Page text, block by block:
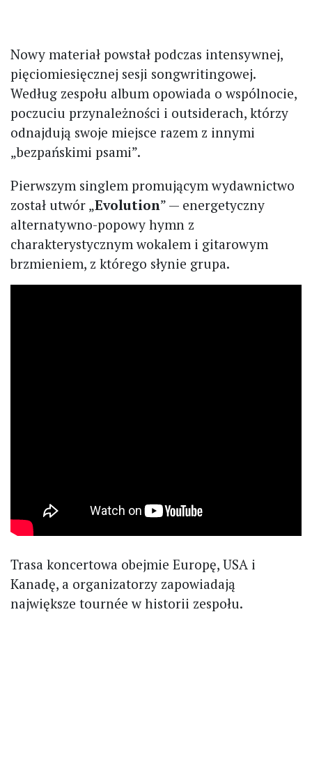
Nowy materiał powstał podczas intensywnej,
pięciomiesięcznej sesji songwritingowej.
Według zespołu album opowiada o wspólnocie,
poczuciu przynależności i outsiderach, którzy
odnajdują swoje miejsce razem z innymi
„bezpańskimi psami”.
Pierwszym singlem promującym wydawnictwo
został utwór „Evolution” — energetyczny
alternatywno-popowy hymn z
charakterystycznym wokalem i gitarowym
brzmieniem, z którego słynie grupa.
Trasa koncertowa obejmie Europę, USA i
Kanadę, a organizatorzy zapowiadają
największe tournée w historii zespołu.